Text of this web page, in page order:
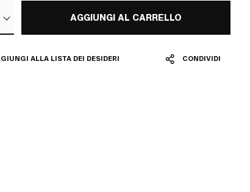
AGGIUNGI AL CARRELLO
ALLA LISTA DEI DESIDERI CONDIVIDI